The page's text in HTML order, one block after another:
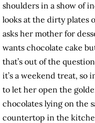
shoulders in a show of
looks at the dirty plates
asks her mother for
wants chocolate cake
that’s out of the
it’s a weekend treat, so
to let her open the
chocolates lying on the
countertop in the